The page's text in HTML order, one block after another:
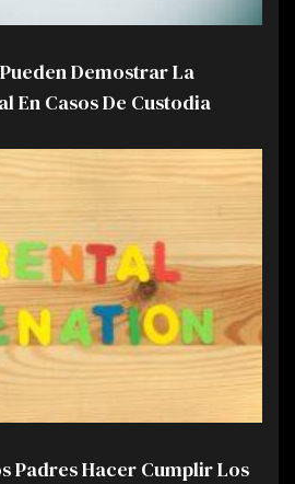
Demostrar La
En Casos De Custodia
Padres Hacer Cumplir Los